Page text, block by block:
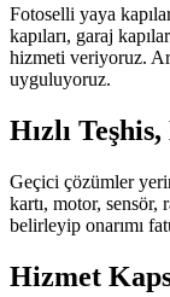
Fotoselli yaya
kapıları, garaj
hizmeti veriyoruz.
uyguluyoruz.
Hızlı
Geçici çözümler
kartı, motor, sensör,
belirleyip onarımı
Hizmet